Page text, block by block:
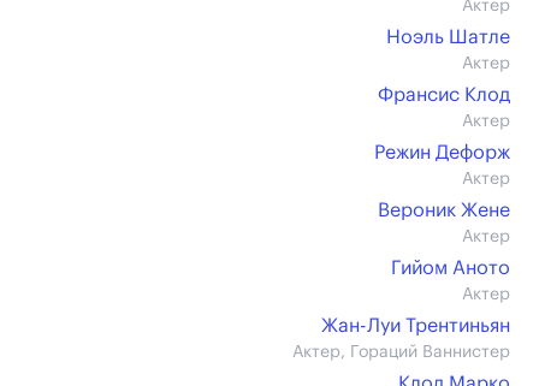
Актер
Ноэль Шатле
Актер
Франсис Клод
Актер
Режин Дефорж
Актер
Вероник Жене
Актер
Гийом Аното
Актер
Жан-Луи Трентиньян
Актер, Гораций Ваннистер